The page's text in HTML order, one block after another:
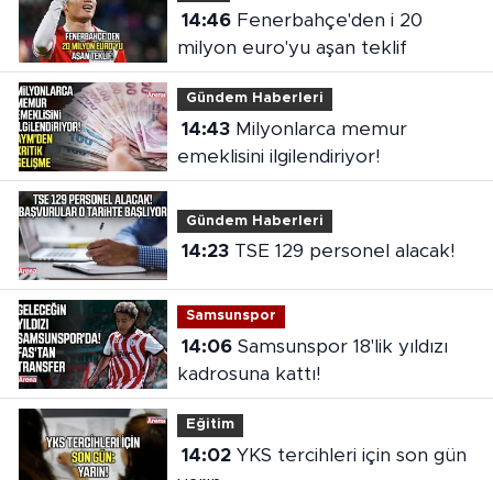
14:46Fenerbahçe'den i 20
milyon euro'yu aşan teklif
Gündem Haberleri
14:43Milyonlarca memur
emeklisini ilgilendiriyor!
Gündem Haberleri
14:23 TSE 129 personel alacak!
Samsunspor
14:06Samsunspor 18'lik yıldızı
kadrosuna kattı!
Eğitim
14:02YKS tercihleri için son gün